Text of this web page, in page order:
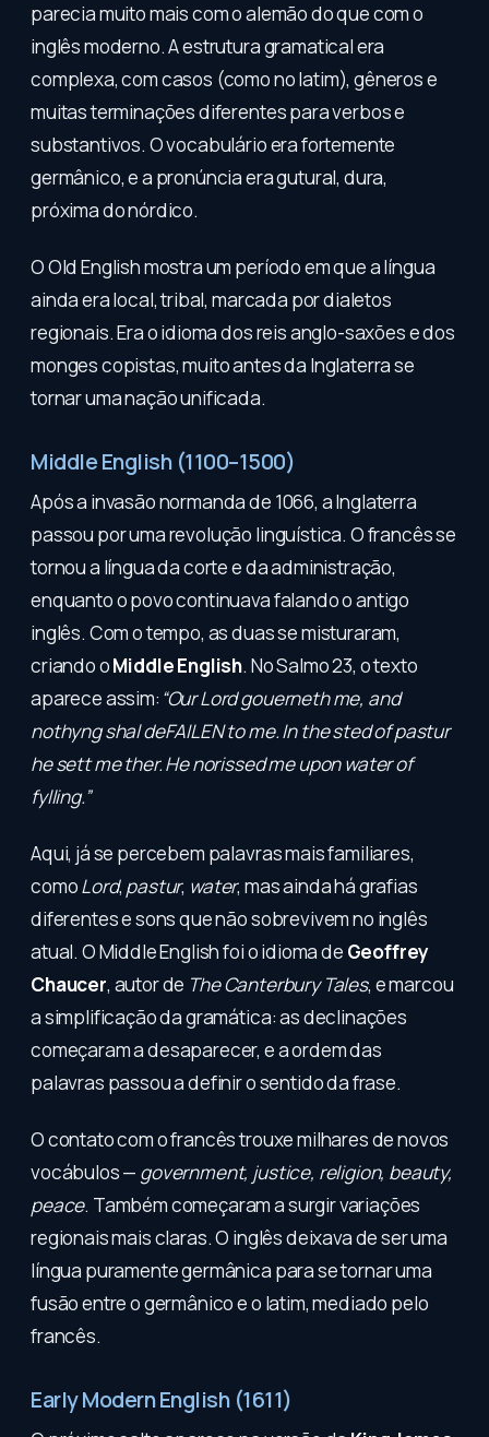
parecia muito mais com o alemão do que com o
inglês moderno. A estrutura gramatical era
complexa, com casos (como no latim), gêneros e
muitas terminações diferentes para verbos e
substantivos. O vocabulário era fortemente
germânico, e a pronúncia era gutural, dura,
próxima do nórdico.
O Old English mostra um período em que a língua
ainda era local, tribal, marcada por dialetos
regionais. Era o idioma dos reis anglo-saxões e dos
monges copistas, muito antes da Inglaterra se
tornar uma nação unificada.
Middle English (1100–1500)
Após a invasão normanda de 1066, a Inglaterra
passou por uma revolução linguística. O francês se
tornou a língua da corte e da administração,
enquanto o povo continuava falando o antigo
inglês. Com o tempo, as duas se misturaram,
criando oMiddle English. No Salmo 23, o texto
aparece assim: “Our Lord gouerneth me, and
nothyng shal deFAILEN to me. In the sted of pastur
he sett me ther. He norissed me upon water of
fylling.”
Aqui, já se percebem palavras mais familiares,
comoLord, pastur, water, mas ainda há grafias
diferentes e sons que não sobrevivem no inglês
atual. O Middle English foi o idioma de Geoffrey
Chaucer, autor de The Canterbury Tales, e marcou
a simplificação da gramática: as declinações
começaram a desaparecer, e a ordem das
palavras passou a definir o sentido da frase.
O contato com o francês trouxe milhares de novos
vocábulos — government, justice, religion, beauty,
peace. Também começaram a surgir variações
regionais mais claras. O inglês deixava de ser uma
língua puramente germânica para se tornar uma
fusão entre o germânico e o latim, mediado pelo
francês.
Early Modern English (1611)